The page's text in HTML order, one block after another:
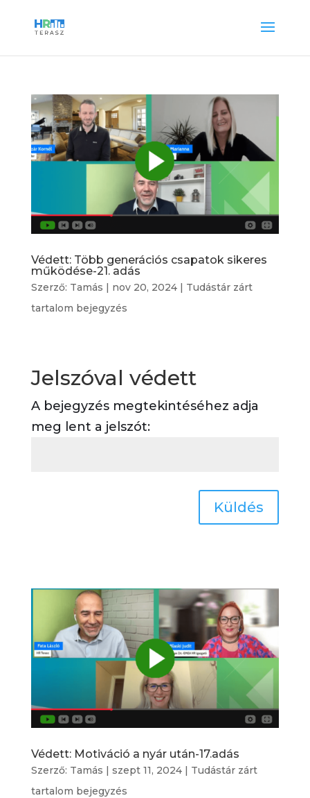
Védett: Több generációs csapatok sikeres
működése-21. adás
Szerző: Tamás | nov 20, 2024| Tudástár zárt
tartalom bejegyzés
Jelszóval védett
A bejegyzés megtekintéséhez adja
meg lent a jelszót:
Küldés
Védett: Motiváció a nyár után-17.adás
Szerző: Tamás | szept 11, 2024| Tudástár zárt
tartalom bejegyzés